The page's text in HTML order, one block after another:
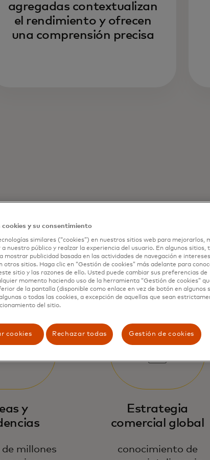
agregadas contextualizan
el rendimiento y ofrecen
una comprensión precisa
Mastercard
y
millones
Estrategia
comercial global
conocimiento de
y su consentimiento
similares (“cookies”) en nuestros sitios web para mejorarlos,
nuestro público y realzar la experiencia del usuario. En algunos sitios,
mostrar publicidad basada en las actividades de navegación e
otros sitios. Haga clic en “Gestión de cookies” más adelante para
sitio y las razones de ello. Usted puede cambiar sus preferencias de
momento haciendo uso de la herramienta “Gestión de cookies”
de la pantalla (disponible como enlace en vez de botón en algunos
o todas las cookies, a excepción de aquellas que sean
del sitio.
cookies Rechazar todas Gestión de cookies